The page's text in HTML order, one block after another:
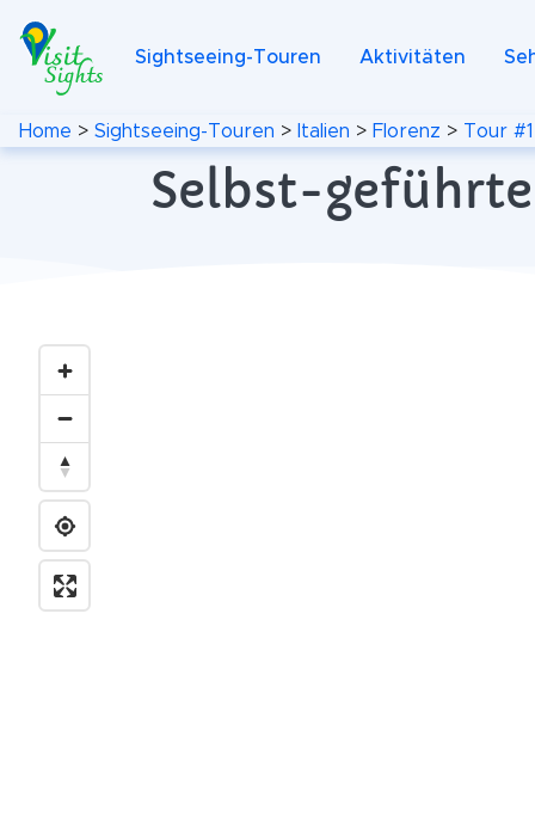
Sightseeing-Touren Aktivitäten
Home > Sightseeing-Touren > Italien > Florenz > Tour #1
Selbst-